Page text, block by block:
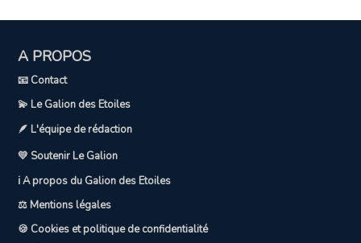
A PROPOS
📧 Contact
💫 Le Galion des Etoiles
🪶 L'équipe de rédaction
💛 Soutenir Le Galion
ℹ️ A propos du Galion des Etoiles
⚖️ Mentions légales
🍪 Cookies et politique de confidentialité